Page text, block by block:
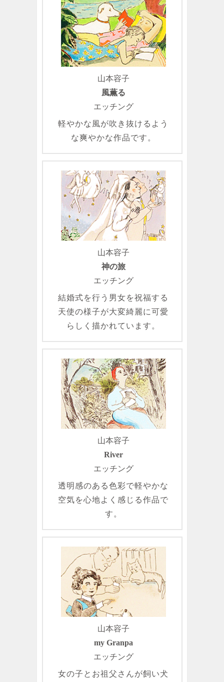
山本容子
風薫る
エッチング
軽やかな風が吹き抜けるよう
な爽やかな作品です。
山本容子
神の旅
エッチング
結婚式を行う男女を祝福する
天使の様子が大変綺麗に可愛
らしく描かれています。
山本容子
River
エッチング
透明感のある色彩で軽やかな
空気を心地よく感じる作品で
す。
山本容子
my Granpa
エッチング
女の子とお祖父さんが飼い犬